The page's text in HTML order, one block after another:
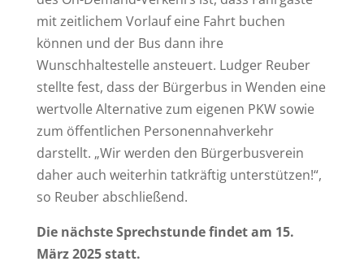
mit zeitlichem Vorlauf eine Fahrt buchen
können und der Bus dann ihre
Wunschhaltestelle ansteuert. Ludger Reuber
stellte fest, dass der Bürgerbus in Wenden eine
wertvolle Alternative zum eigenen PKW sowie
zum öffentlichen Personennahverkehr
darstellt. „Wir werden den Bürgerbusverein
daher auch weiterhin tatkräftig unterstützen!“,
so Reuber abschließend.
Die nächste Sprechstunde findet am 15.
März 2025 statt.